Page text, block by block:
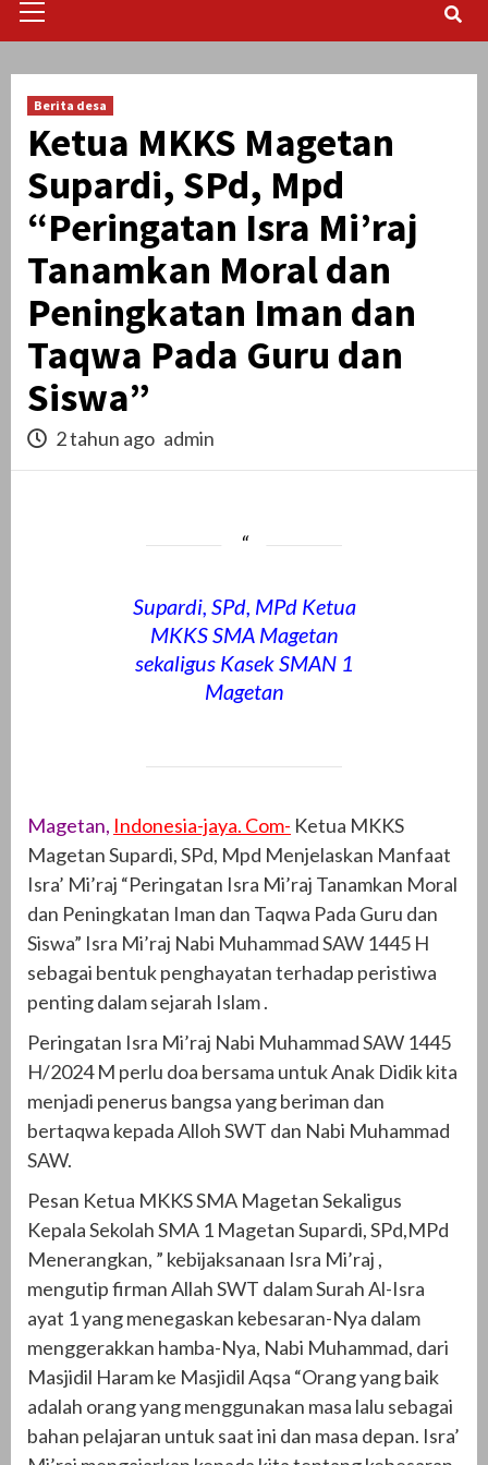
Menu
Berita desa
Ketua MKKS Magetan
Supardi, SPd, Mpd
“Peringatan Isra Mi’raj
Tanamkan Moral dan
Peningkatan Iman dan
Taqwa Pada Guru dan
Siswa”
2 tahun ago admin
Supardi, SPd, MPd Ketua
MKKS SMA Magetan
sekaligus Kasek SMAN 1
Magetan
Magetan, Indonesia-jaya. Com- Ketua MKKS
Magetan Supardi, SPd, Mpd Menjelaskan Manfaat
Isra’ Mi’raj “Peringatan Isra Mi’raj Tanamkan Moral
dan Peningkatan Iman dan Taqwa Pada Guru dan
Siswa” Isra Mi’raj Nabi Muhammad SAW 1445 H
sebagai bentuk penghayatan terhadap peristiwa
penting dalam sejarah Islam .
Peringatan Isra Mi’raj Nabi Muhammad SAW 1445
H/2024 M perlu doa bersama untuk Anak Didik kita
menjadi penerus bangsa yang beriman dan
bertaqwa kepada Alloh SWT dan Nabi Muhammad
SAW.
Pesan Ketua MKKS SMA Magetan Sekaligus
Kepala Sekolah SMA 1 Magetan Supardi, SPd,MPd
Menerangkan, ” kebijaksanaan Isra Mi’raj ,
mengutip firman Allah SWT dalam Surah Al-Isra
ayat 1 yang menegaskan kebesaran-Nya dalam
menggerakkan hamba-Nya, Nabi Muhammad, dari
Masjidil Haram ke Masjidil Aqsa “Orang yang baik
adalah orang yang menggunakan masa lalu sebagai
bahan pelajaran untuk saat ini dan masa depan. Isra’